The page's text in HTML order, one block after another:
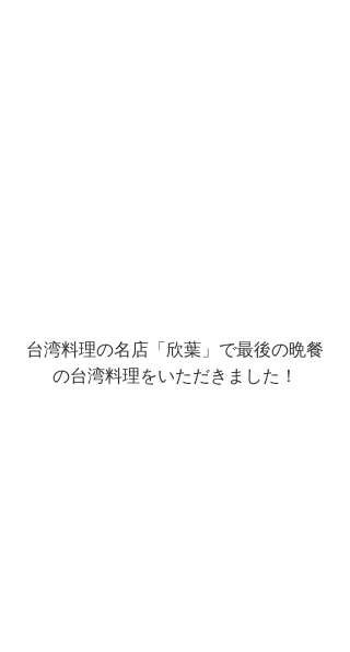
台湾料理の名店「欣葉」で最後の晩餐
の台湾料理をいただきました！